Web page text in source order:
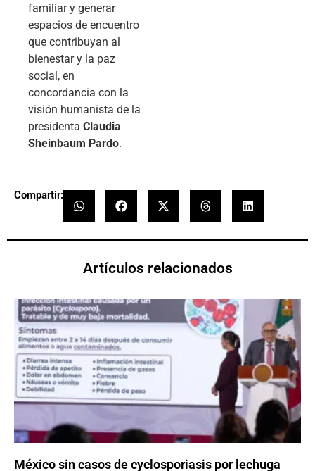
familiar y generar
espacios de encuentro
que contribuyan al
bienestar y la paz
social, en
concordancia con la
visión humanista de la
presidenta Claudia
Sheinbaum Pardo.
Compartir:
Artículos relacionados
México sin casos de cyclosporiasis por lechuga